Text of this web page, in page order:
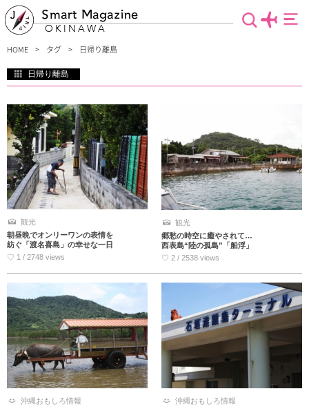
Smart Magazine
OKINAWA
HOME タグ 日帰り離島
日帰り離島
日帰りでいける離島もあるで、少し足をのばしてみませんか？ダイバーなら誰もが
憧れるケラマ諸島や、離着陸する飛行機を間近で見られる瀬長島など、一度は行っ
てみたい離島がいっぱい。船だけでなく車で行ける離島もあります！
観光
朝昼晩でオンリーワンの表情を
紡ぐ「渡名喜島」の幸せな一日
♡ 1 / 2748 views
観光
郷愁の時空に癒やされて…
西表島“陸の孤島”「船浮」
♡ 2 / 2538 views
沖縄おもしろ情報
沖縄おもしろ情報